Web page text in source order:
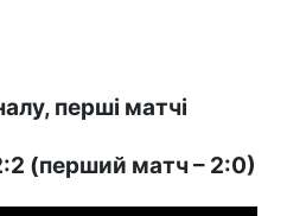
перші матчі
(перший матч – 2:0)